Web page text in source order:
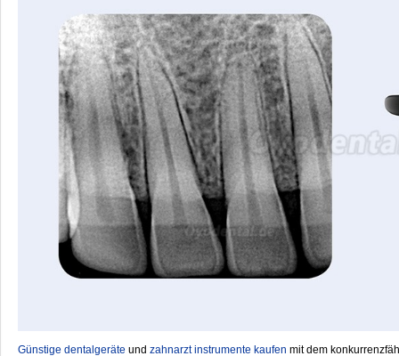
Günstige dentalgeräte ‎ und zahnarzt instrumente kaufen mit dem